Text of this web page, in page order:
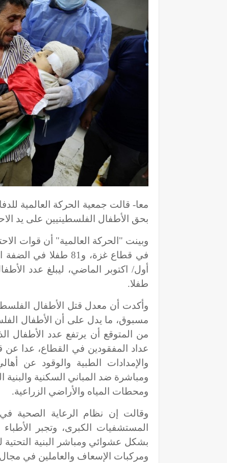
بحق الأطفال الفلسطينيين على يد
في قطاع غزة، و81
طفلا.
وأكدت أن معدل قتل الأطفال
مسبوق، ما يدل على أن الأطفال
من المتوقع أن يرتفع عدد الأطفال
عداد المفقودين في القطاع، عدا عن
والإمدادات الطبية والوقود عن
ومباشرة ضد المباني السكنية والبنية
ومحطات المياه والأراضي الزراعية.
وقالت إن نظام الرعاية الصحية
المستشفيات الكبرى، وتجبر
بشكل عشوائي ومباشر البنية
ومركبات الإسعاف والعاملين في